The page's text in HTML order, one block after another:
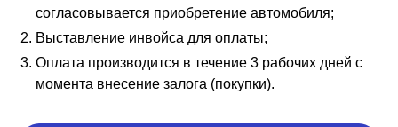
согласовывается приобретение автомобиля;
Выставление инвойса для оплаты;
Оплата производится в течение 3 рабочих дней с
момента внесение залога (покупки).